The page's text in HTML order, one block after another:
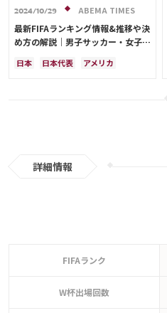
2024/10/29 ABEMA TIMES
最新FIFAランキング情報&推移や決
め方の解説｜男子サッカー・女子サ
日本 日本代表
アメリカ
セルビア
クロアチア
詳細情報
FIFAランク
W杯出場回数